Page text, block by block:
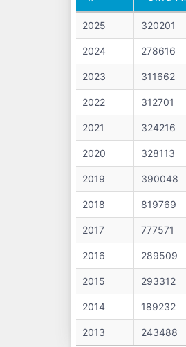
#
Cifra
2025 320201
2024 278616
2023 311662
2022 312701
2021 324216
2020 328113
2019 390048
2018 819769
2017 777571
2016 289509
2015 293312
2014 189232
2013 243488